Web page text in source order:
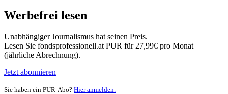
Werbefrei lesen
Unabhängiger Journalismus hat seinen Preis.
Lesen Sie fondsprofessionell.at PUR für 27,99€ pro Monat
(jährliche Abrechnung).
Jetzt abonnieren
Sie haben ein PUR-Abo? Hier anmelden.